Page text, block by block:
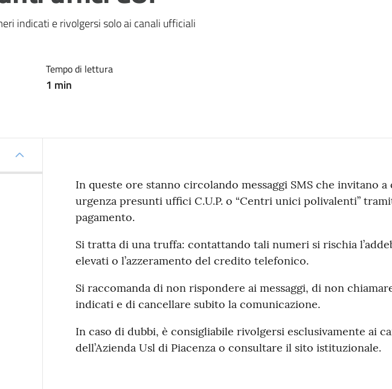
indicati e rivolgersi solo ai canali ufficiali
Tempo di lettura
1 min
In queste ore stanno circolando messaggi SMS che invitano
urgenza presunti uffici C.U.P. o “Centri unici polivalenti”
pagamento.
Si tratta di una truffa: contattando tali numeri si rischia
elevati o l’azzeramento del credito telefonico.
Si raccomanda di non rispondere ai messaggi, di non
indicati e di cancellare subito la comunicazione.
In caso di dubbi, è consigliabile rivolgersi esclusivamente ai
dell’Azienda Usl di Piacenza o consultare il sito istituzionale.